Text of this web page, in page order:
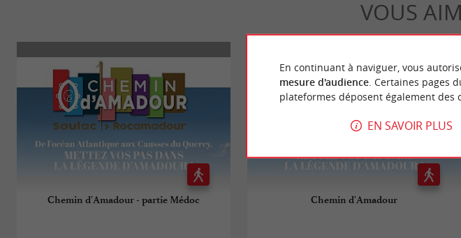
VOUS
Chemin d'Amadour - partie Médoc Chemin d'Amadour
En continuant à naviguer, vous
mesure d'audience. Certaines pages
plateformes déposent également des
EN SAVOIR PLUS